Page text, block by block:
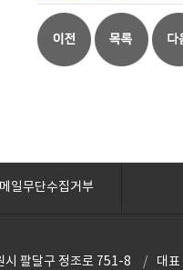
일무단수집거부
시 팔달구 정조로 751-8 대표